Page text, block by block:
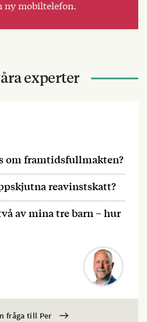
ny mobiltelefon.
experter
om framtidsfullmakten?
reavinstskatt?
av mina tre barn – hur
fråga till Per